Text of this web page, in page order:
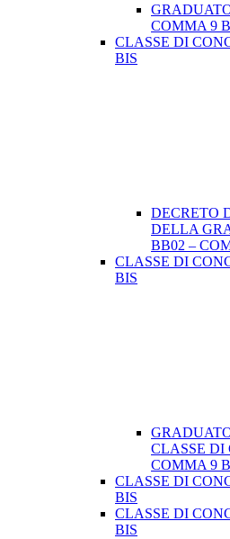
COMMA 9
CLASSE DI
BIS
DECRETO
DELLA
BB02 –
CLASSE DI
BIS
CLASSE DI
COMMA 9
CLASSE DI
BIS
CLASSE DI
BIS